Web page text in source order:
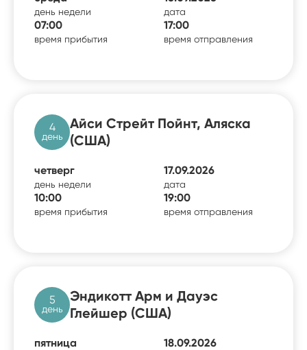
день недели дата
07:00
время прибытия
17:00
время отправления
4
день
Айси Стрейт Пойнт, Аляска
(США)
четверг
день недели
17.09.2026
дата
10:00
время прибытия
19:00
время отправления
5
день
Эндикотт Арм и Дауэс
Глейшер (США)
пятница 18.09.2026